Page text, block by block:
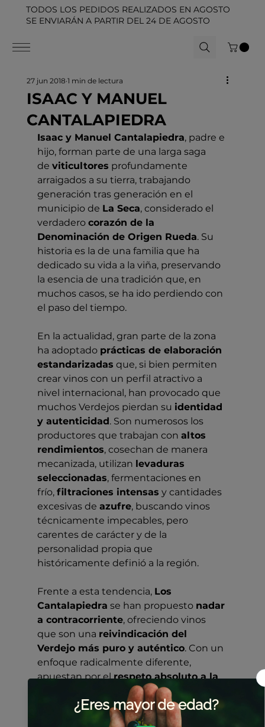
TODOS LOS PEDIDOS REALIZADOS EN AGOSTO
SE ENVIARÁN A PARTIR DEL 24 DE AGOSTO
ISAAC Y MANUEL
CANTALAPIEDRA
27 jun 2018 1 min de lectura
Isaac y Manuel Cantalapiedra, padre e
hijo, forman parte de una larga saga
de viticultores profundamente
arraigados a su tierra, trabajando
generación tras generación en el
municipio de La Seca, considerado el
verdadero corazón de la
Denominación de Origen Rueda. Su
historia es la de una familia que ha
dedicado su vida a la viña, preservando
la esencia de una tradición que, en
muchos casos, se ha ido perdiendo con
el paso del tiempo.
En la actualidad, gran parte de la zona
ha adoptado prácticas de elaboración
estandarizadas que, si bien permiten
crear vinos con un perfil atractivo a
nivel internacional, han provocado que
muchos Verdejos pierdan su identidad
y autenticidad. Son numerosos los
productores que trabajan con altos
rendimientos, cosechan de manera
mecanizada, utilizan levaduras
seleccionadas, fermentaciones en
frío, filtraciones intensas y cantidades
excesivas de azufre, buscando vinos
técnicamente impecables, pero
carentes de carácter y de la
personalidad propia que
históricamente definió a la región.
Frente a esta tendencia, Los
Cantalapiedra se han propuesto nadar
a contracorriente, ofreciendo vinos
que son una reivindicación del
Verdejo más puro y auténtico. Con un
enfoque radicalmente diferente,
apuestan por el respeto absoluto a la
, trabajando con bajos
rendimientos, fermentaciones
espontáneas con levaduras autóctonas